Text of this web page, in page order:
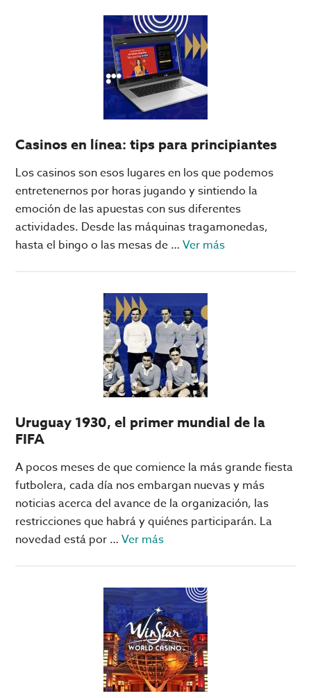
Alves
como
refuerzo
para
Pumas!
Casinos en línea: tips para principiantes
Los casinos son esos lugares en los que podemos
entretenernos por horas jugando y sintiendo la
emoción de las apuestas con sus diferentes
actividades. Desde las máquinas tragamonedas,
hasta el bingo o las mesas de …Ver másacerca
Uruguay 1930, el primer mundial de la
FIFA
A pocos meses de que comience la más grande fiesta
futbolera, cada día nos embargan nuevas y más
noticias acerca del avance de la organización, las
restricciones que habrá y quiénes participarán. La
novedad está por …Ver másacerca
1930,
el
primer
mundial
de
la